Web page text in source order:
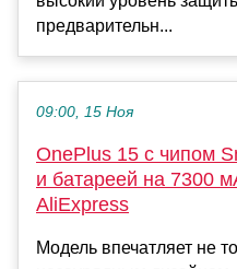
предварительн...
09:00, 15 Ноя
OnePlus 15 с чипом
и батареей на 7300
AliExpress
Модель впечатляет не